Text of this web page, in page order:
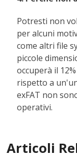
Potresti non
per alcuni
come altri file
piccole
occuperà il
rispetto a
exFAT non
operativi.
Articoli